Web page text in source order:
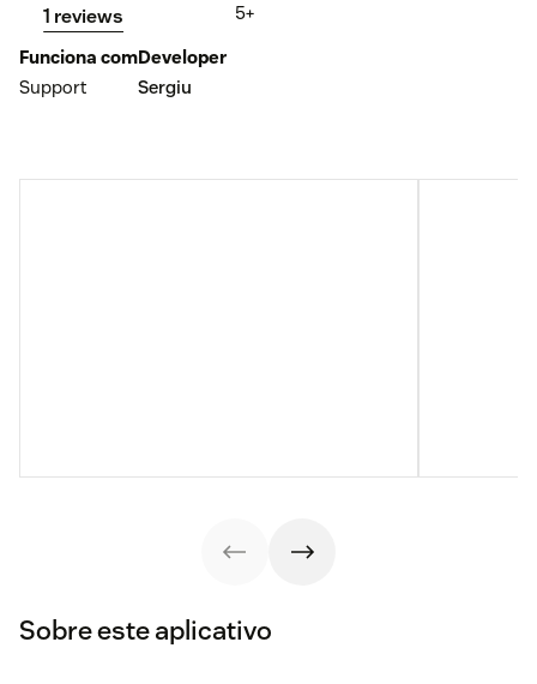
1 reviews
5+
Funciona com
Support
Developer
Sergiu
Sobre este aplicativo